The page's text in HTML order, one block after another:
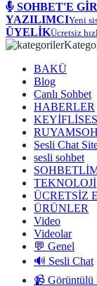
SOHBET'E
YAZILIMCIYeni
ÜYELİKÜcretsiz
BAKÜ
Blog
Canlı Sohbet
HABERLER
KEYİFLİSES
Sesli Chat
sesli sohbet
TEKNOLOJİ
ÜCRETSİZ
ÜRÜNLER
Video
Videolar
💬 Genel
🔊 Sesli Chat
📹 Görüntülü